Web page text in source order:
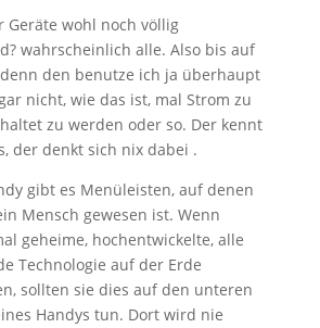
Geräte wohl noch völlig
wahrscheinlich alle. Also bis auf
den benutze ich ja überhaupt
nicht, wie das ist, mal Strom zu
zu werden oder so. Der kennt
der denkt sich nix dabei .
gibt es Menüleisten, auf denen
Mensch gewesen ist. Wenn
geheime, hochentwickelte, alle
Technologie auf der Erde
sollten sie dies auf den unteren
Handys tun. Dort wird nie